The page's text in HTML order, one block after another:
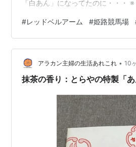
「白あん」になってたのに・・・
す久々の姫路競馬場・・・う～ん
場・・・白い馬場で眩しかった そ
ドベルアーム）は阪神８Rで走りま
まいりましたレッドベルアーム応援
Ｓの予想です ～～～～～～～～～
#レッドベルアーム #姫路競馬場
アラカン主婦の生活あれこれ • 10
抹茶の香り：とらやの特製「あ